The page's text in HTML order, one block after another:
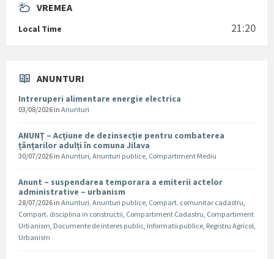
VREMEA
Local Time 21:20
ANUNTURI
Intreruperi alimentare energie electrica
03/08/2026 in Anunturi
ANUNȚ – Acțiune de dezinsecție pentru combaterea
țânțarilor adulți în comuna Jilava
30/07/2026 in Anunturi, Anunturi publice, Compartiment Mediu
Anunt – suspendarea temporara a emiterii actelor
administrative – urbanism
28/07/2026 in Anunturi, Anunturi publice, Compart. comunitar cadastru,
Compart. disciplina in constructii, Compartiment Cadastru, Compartiment
Urbanism, Documente de interes public, Informatii publice, Registru Agricol,
Urbanism